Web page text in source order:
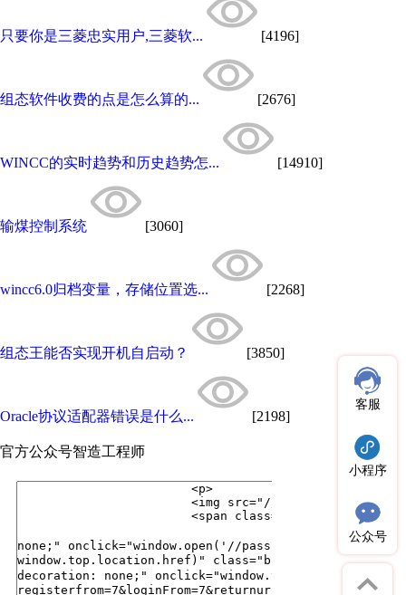
只要你是三菱忠实用户,三菱软... [4196]
组态软件收费的点是怎么算的... [2676]
WINCC的实时趋势和历史趋势怎... [14910]
输煤控制系统 [3060]
wincc6.0归档变量，存储位置选... [2268]
组态王能否实现开机自启动？ [3850]
Oracle协议适配器错误是什么... [2198]
官方公众号智造工程师
客服
小程序
公众号